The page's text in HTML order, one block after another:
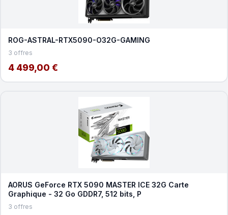
ROG-ASTRAL-RTX5090-O32G-GAMING
3 offres
4 499,00 €
AORUS GeForce RTX 5090 MASTER ICE 32G Carte
Graphique - 32 Go GDDR7, 512 bits, P
3 offres